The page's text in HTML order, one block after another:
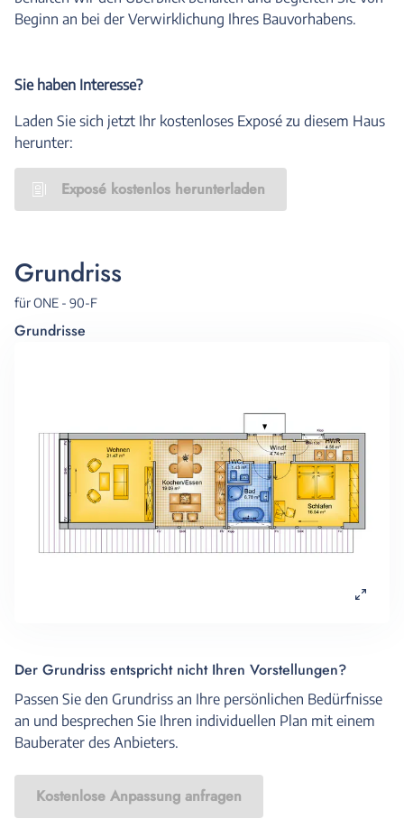
Beginn an bei der Verwirklichung Ihres Bauvorhabens.
Sie haben Interesse?
Laden Sie sich jetzt Ihr kostenloses Exposé zu diesem Haus
herunter:
Exposé kostenlos herunterladen
Grundriss
für ONE - 90-F
Grundrisse
Der Grundriss entspricht nicht Ihren Vorstellungen?
Passen Sie den Grundriss an Ihre persönlichen Bedürfnisse
an und besprechen Sie Ihren individuellen Plan mit einem
Bauberater des Anbieters.
Kostenlose Anpassung anfragen